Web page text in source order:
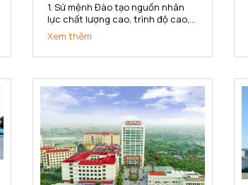
1. Sứ mệnh Đào tạo nguồn nhân
lực chất lượng cao, trình độ cao,
bồi dưỡng nhân tài; nghiên cứu
khoa học, phát triển công nghệ
và chuyển giao tri thức đa ngành,
phát triển và bảo vệ đất nước;...
Xem thêm